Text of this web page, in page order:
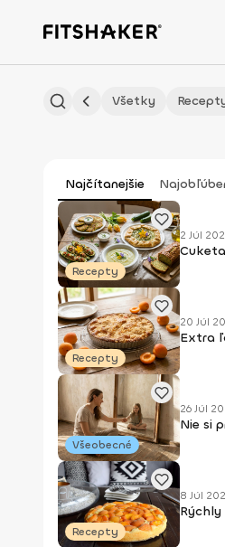
Všetky
Najčítanejšie
Recepty
2 Júl
Recepty
20 Júl
Extra
Všeobecné
26 Júl
Nie si
Recepty
8 Júl